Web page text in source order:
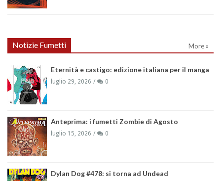
Notizie Fumetti More »
Eternità e castigo: edizione italiana per il manga
luglio 29, 2026 0
Anteprima: i fumetti Zombie di Agosto
luglio 15, 2026 0
Dylan Dog #478: si torna ad Undead